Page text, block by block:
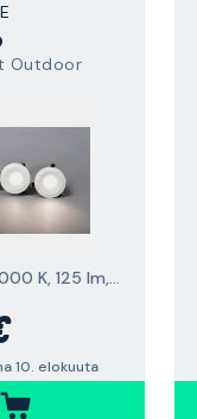
Outdoor
valkoinen, 3000 K, 125 lm, 3 kpl
10. elokuuta